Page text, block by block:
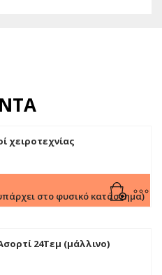
χειροτεχνίας
στο φυσικό κατάστημα)
24Τεμ (μάλλινο)